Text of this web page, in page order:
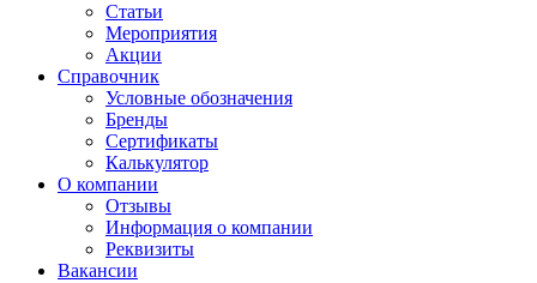
Статьи
Мероприятия
Акции
Справочник
Условные обозначения
Бренды
Сертификаты
Калькулятор
О компании
Отзывы
Информация о компании
Реквизиты
Вакансии